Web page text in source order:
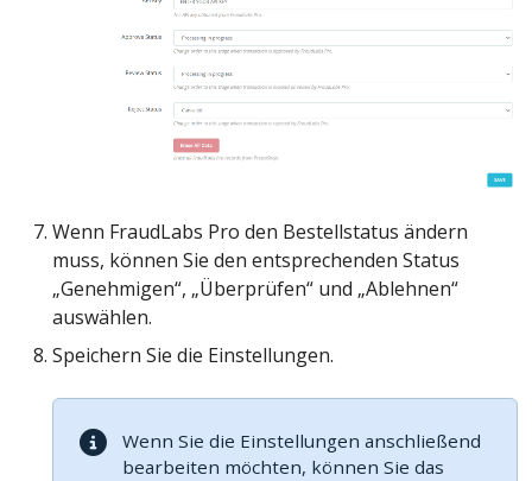
Wenn FraudLabs Pro den Bestellstatus ändern
muss, können Sie den entsprechenden Status
„Genehmigen“, „Überprüfen“ und „Ablehnen“
auswählen.
Speichern Sie die Einstellungen.
Wenn Sie die Einstellungen anschließend
bearbeiten möchten, können Sie das